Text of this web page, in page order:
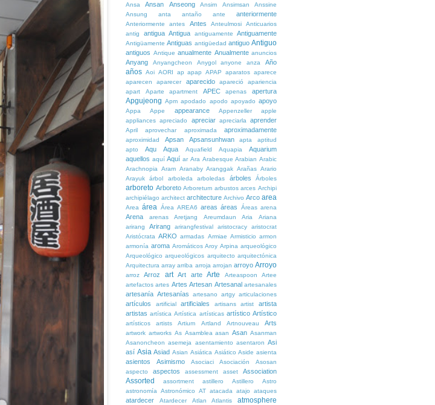
Ansa
Ansan Anseong Ansim Ansimsan
Anssine
Ansung
anta antaño ante anteriormente
Anteriormente antes Antes Anteulmosi
Anticuarios
antig
antigua Antigua antiguamente Antiguamente
Antigüamente Antiguas antigüedad antiguo Antiguo
antiguos Antique anualmente Anualmente anuncios
Anyang Anyangcheon Anygol anyone anza Año
años Aoi AORI ap apap APAP aparatos aparece
aparecen
aparecer aparecido apareció
apariencia
apart
Aparte apartment APEC apenas apertura
Apgujeong Apm apodado apodo apoyado apoyo
Appa Appe appearance Appenzeller
apple
appliances apreciado apreciar apreciarla aprender
April aprovechar aproximada aproximadamente
aproximidad Apsan Apsansunhwan apta
aptitud
apto
Aqu Aqua Aquafield Aquapia
Aquarium
aquellos aquí Aquí ar Ara Arabesque Arabian Arabic
Arachnopia
Aram Aranaby Aranggak Arañas Arario
Arayuk
árbol arboleda arboledas árboles Árboles
arboreto Arboreto Arboretum arbustos arces Archipi
archipiélago architect architecture Archivo Arco area
Area área Área AREA6 areas áreas Áreas arena
Arena arenas Aretjang Areumdaun Aria
Ariana
arirang
Arirang arirangfestival aristocracy
aristocrat
Aristócrata ARKO armadas Armiae Armisticio armon
armonía aroma Aromáticos Aroy Arpina arqueológico
Arqueológico arqueológicos arquitecto arquitectónica
Arquitectura array arriba arroja arrojan arroyo Arroyo
arroz Arroz art Art arte Arte Arteaspoon
Artee
artefactos artes Artes Artesan Artesanal artesanales
artesanía Artesanías artesano artgy articulaciones
artículos artificial artificiales artisans artist
artista
artistas artística Artística artísticas artístico Artístico
artísticos artists Artium Artland Artnouveau Arts
artwork artworks As Asamblea asan Asan Asanman
Asanoncheon asemeja asentamiento asentaron Asi
así Asia Asiad Asian Asiática Asiático Aside asienta
asientos Asimismo Asociaci Asociación
Asosan
aspecto
aspectos assessment asset Association
Assorted assortment astillero Astillero
Astro
astronomía
Astronómico AT atacada atajo ataques
atardecer Atardecer Atlan Atlantis atmosphere